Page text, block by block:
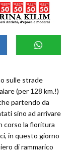
sulle strade
(per 128 km.!)
partendo da
sino ad arrivare
corso la fioritura
in questo giorno
di rammarico